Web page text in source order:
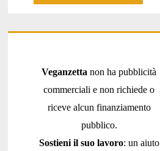
Veganzetta non ha pubblicità
commerciali e non richiede o
riceve alcun finanziamento
pubblico.
Sostieni il suo lavoro: un aiuto